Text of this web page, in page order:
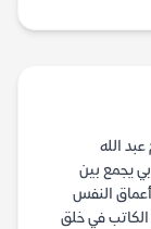
يجمع بين
النفس
في خلق